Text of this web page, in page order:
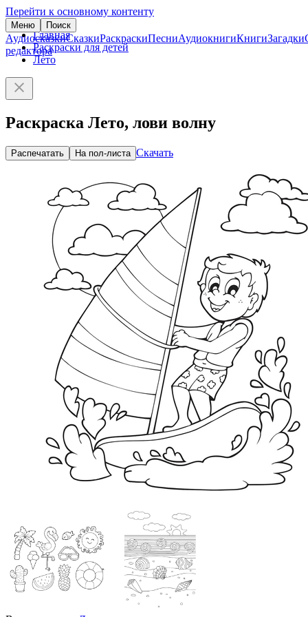
Перейти к основному контенту
Меню Поиск
АудиосказкиСказкиРаскраскиПесниАудиокнигиКнигиЗагадки
редактора
Главная
Раскраски для детей
Лето
Раскраска Лето, лови волну
Распечатать На пол-листа Скачать